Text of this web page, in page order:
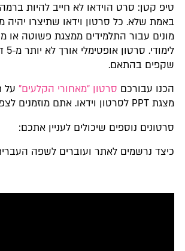
טיפ קטן: סרט הוידאו לא חייב להיות ברמה
באמת שלא. כל סרטון וידאו שתיצרו יהיה
מונים עבור התלמידים ממצגת פשוטה או
שקפים בהתאם.
הכנו עבורכם סרטון “מאחורי הקלעים”על
מצגת PPT לסרטון וידאו. אתם מוזמנים לצפות.
סרטונים נוספים שיכולים לעניין אתכם:
כיצד נרשמים לאתר ועוברים לשפה